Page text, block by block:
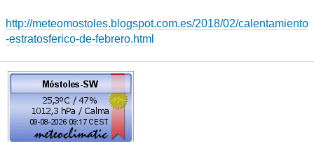
http://meteomostoles.blogspot.com.es/2018/02/calentamiento
-estratosferico-de-febrero.html